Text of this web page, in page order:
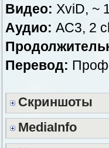
Видео: XviD, ~
Аудио: AC3, 2
Перевод:
Скриншоты
MediaInfo